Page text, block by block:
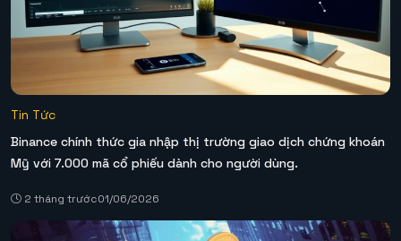
Tin Tức
Binance chính thức gia nhập thị trường giao dịch chứng khoán
Mỹ với 7.000 mã cổ phiếu dành cho người dùng.
2 tháng trước01/06/2026